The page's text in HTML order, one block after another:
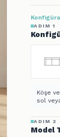
ADIM 1
Köşe
sol
ADIM 2
Model